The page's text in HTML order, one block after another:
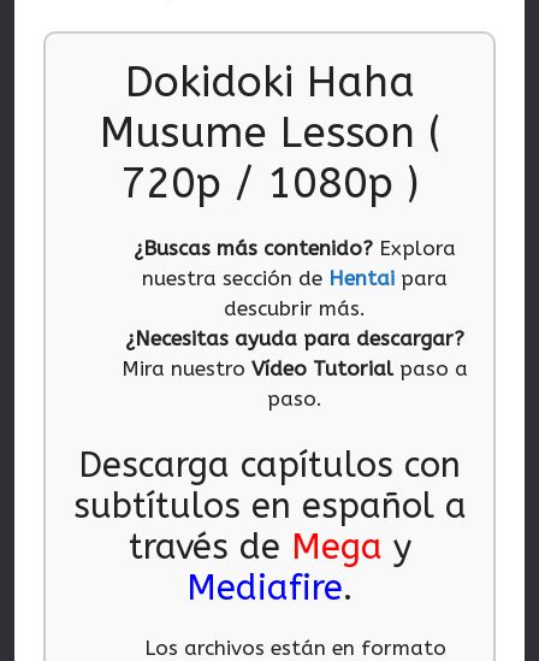
Dokidoki Haha
Musume Lesson (
720p / 1080p )
¿Buscas más contenido? Explora
nuestra sección de Hentai para
descubrir más.
¿Necesitas ayuda para descargar?
Mira nuestroVídeo Tutorialpaso a
paso.
Descarga capítulos con
subtítulos en español a
través de Mega y
Mediafire.
Los archivos están en formato